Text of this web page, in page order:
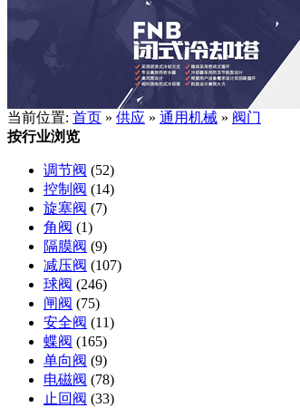
当前位置: 首页 » 供应 » 通用机械 » 阀门
按行业浏览
调节阀 (52)
控制阀 (14)
旋塞阀 (7)
角阀 (1)
隔膜阀 (9)
减压阀 (107)
球阀 (246)
闸阀 (75)
安全阀 (11)
蝶阀 (165)
单向阀 (9)
电磁阀 (78)
止回阀 (33)